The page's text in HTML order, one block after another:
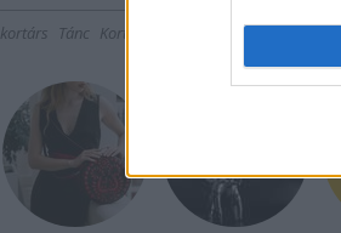
kortárs Tánc Kortárs Nemzeti